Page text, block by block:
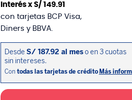
interés x S/ 149.91
con tarjetas BCP Visa,
Diners y BBVA.